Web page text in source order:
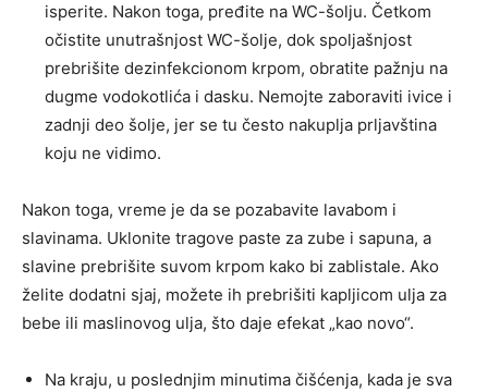
isperite. Nakon toga, pređite na WC-šolju. Četkom
očistite unutrašnjost WC-šolje, dok spoljašnjost
prebrišite dezinfekcionom krpom, obratite pažnju na
dugme vodokotlića i dasku. Nemojte zaboraviti ivice i
zadnji deo šolje, jer se tu često nakuplja prljavština
koju ne vidimo.
Nakon toga, vreme je da se pozabavite lavabom i
slavinama. Uklonite tragove paste za zube i sapuna, a
slavine prebrišite suvom krpom kako bi zablistale. Ako
želite dodatni sjaj, možete ih prebrišiti kapljicom ulja za
bebe ili maslinovog ulja, što daje efekat „kao novo“.
Na kraju, u poslednjim minutima čišćenja, kada je sva